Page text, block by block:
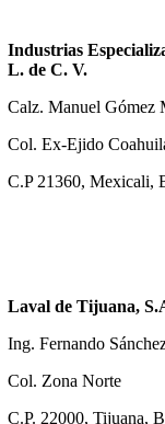
Industrias
L. de C. V.
Calz. Manuel Gómez
Col. Ex-Ejido
C.P 21360, Mexicali,
Laval de Tijuana,
Ing. Fernando
Col. Zona Norte
C.P. 22000, Tijuana,